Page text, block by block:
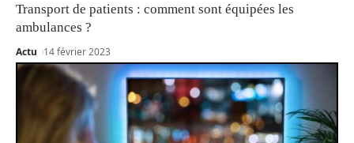
Transport de patients : comment sont équipées les
ambulances ?
Actu 14 février 2023